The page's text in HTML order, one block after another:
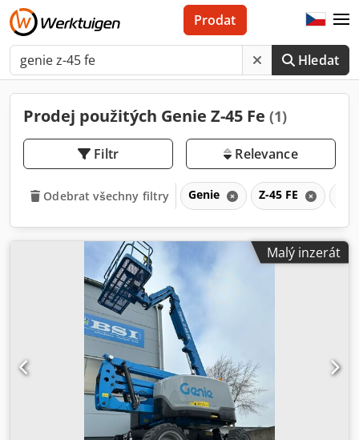
Hledat
Prodat
Prodej použitých Genie Z-45 Fe (1)
Filtr Relevance
Odebrat všechny filtry Genie Z-45 FE
Malý inzerát